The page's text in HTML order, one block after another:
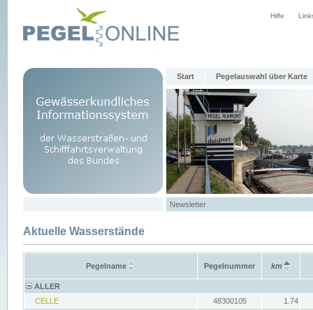
Hilfe
Start Pegelauswahl über Karte
Newsletter
Aktuelle Wasserstände
Pegelname Pegelnummer km
ALLER
CELLE
48300105
1.74